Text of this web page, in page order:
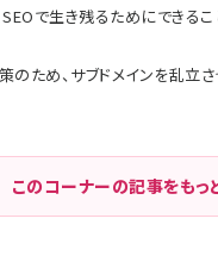
で生き残るためにできるこ
のため、サブドメインを乱立
このコーナーの記事をもっ